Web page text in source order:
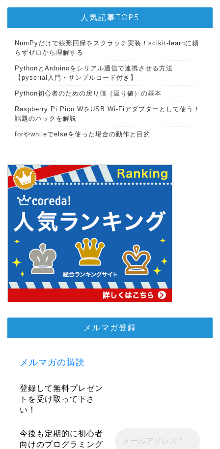
人気記事TOP5
NumPyだけで線形回帰をスクラッチ実装！scikit-learnに頼
らずゼロから理解する
PythonとArduinoをシリアル通信で連携させる方法
【pyserial入門・サンプルコード付き】
Python初心者のための戻り値（返り値）の基本
Raspberry Pi Pico WをUSB Wi-Fiアダプターとして使う！
話題のハックを解説
forやwhileでelseを使った場合の動作と目的
メルマガ登録
メルマガの購読
登録して無料プレゼン
トを受け取って下さ
い！
今後も定期的に初心者
向けのプログラミング